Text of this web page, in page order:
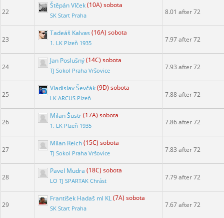
22
Štěpán Vlček(10A) sobota
SK Start Praha 8.01 after 72
23
Tadeáš Kalvas (16A) sobota
1. LK Plzeň 1935 7.97 after 72
24
Jan Poslušný(14C) sobota
TJ Sokol Praha Vršovice 7.93 after 72
25
Vladislav Ševčák(9D) sobota
LK ARCUS Plzeň 7.88 after 72
26
Milan Šustr(17A) sobota
1. LK Plzeň 1935 7.86 after 72
27
Milan Reich(15C) sobota
TJ Sokol Praha Vršovice 7.83 after 72
28
Pavel Mudra (18C) sobota
LO TJ SPARTAK Chrást 7.79 after 72
29
František Hadaš ml KL(7A) sobota
SK Start Praha 7.67 after 72